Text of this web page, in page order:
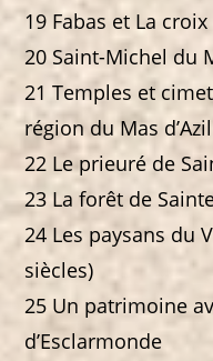
19 Fabas et La
20 Saint-Michel du
21 Temples et
région du Mas d’Azil
22 Le prieuré de
23 La forêt de
24 Les paysans du
siècles)
25 Un patrimoine
d’Esclarmonde